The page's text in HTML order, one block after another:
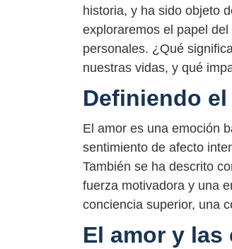
historia, y ha sido objeto
exploraremos el papel
personales. ¿Qué
nuestras vidas, y qué
Definiendo
El amor es una emoción
sentimiento de afecto
También se ha descrito
fuerza motivadora y una
conciencia superior, una
El amor y